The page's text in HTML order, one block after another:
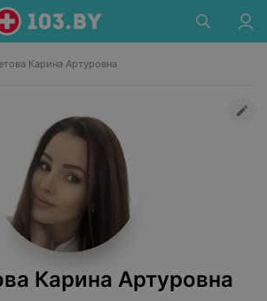
Карина Артуровна
Карина Артуровна